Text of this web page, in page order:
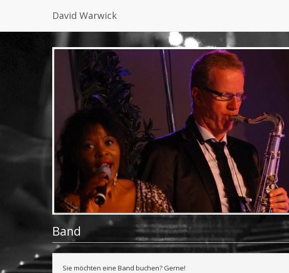
David Warwick
Band
Sie möchten eine Band buchen? Gerne!